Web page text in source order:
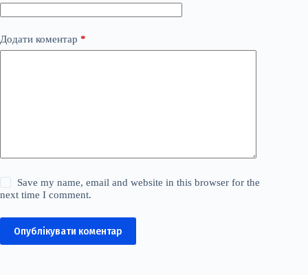
Додати коментар *
Save my name, email and website in this browser for the
next time I comment.
Опублікувати коментар